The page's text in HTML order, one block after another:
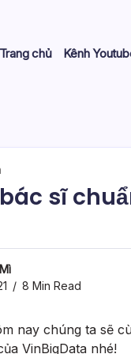
Trang chủ Kênh
sĩ
8 Min Read
nay chúng ta sẽ
VinBigData nhé!